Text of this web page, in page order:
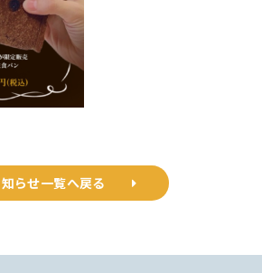
らせ一覧へ戻る